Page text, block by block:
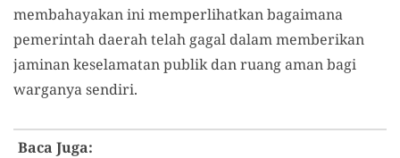
membahayakan ini memperlihatkan bagaimana
pemerintah daerah telah gagal dalam memberikan
jaminan keselamatan publik dan ruang aman bagi
warganya sendiri.
Baca Juga: